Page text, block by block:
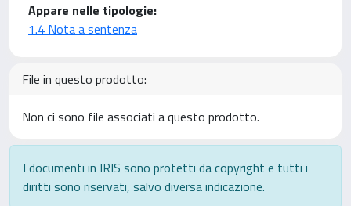
Appare nelle tipologie:
1.4 Nota a sentenza
File in questo prodotto:
Non ci sono file associati a questo prodotto.
I documenti in IRIS sono protetti da copyright e tutti i
diritti sono riservati, salvo diversa indicazione.